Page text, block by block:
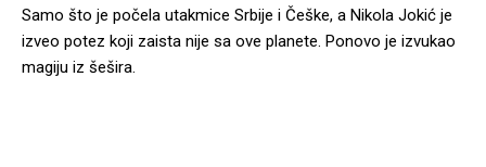
Samo što je počela utakmice Srbije i Češke, a Nikola Jokić je
izveo potez koji zaista nije sa ove planete. Ponovo je izvukao
magiju iz šešira.